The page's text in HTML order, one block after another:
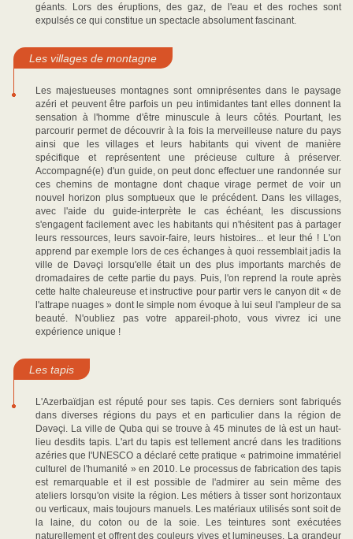
géants. Lors des éruptions, des gaz, de l'eau et des roches sont
expulsés ce qui constitue un spectacle absolument fascinant.
Les villages de montagne
Les majestueuses montagnes sont omniprésentes dans le paysage
azéri et peuvent être parfois un peu intimidantes tant elles donnent la
sensation à l'homme d'être minuscule à leurs côtés. Pourtant, les
parcourir permet de découvrir à la fois la merveilleuse nature du pays
ainsi que les villages et leurs habitants qui vivent de manière
spécifique et représentent une précieuse culture à préserver.
Accompagné(e) d'un guide, on peut donc effectuer une randonnée sur
ces chemins de montagne dont chaque virage permet de voir un
nouvel horizon plus somptueux que le précédent. Dans les villages,
avec l'aide du guide-interprète le cas échéant, les discussions
s'engagent facilement avec les habitants qui n'hésitent pas à partager
leurs ressources, leurs savoir-faire, leurs histoires... et leur thé ! L'on
apprend par exemple lors de ces échanges à quoi ressemblait jadis la
ville de Dəvəçi lorsqu'elle était un des plus importants marchés de
dromadaires de cette partie du pays. Puis, l'on reprend la route après
cette halte chaleureuse et instructive pour partir vers le canyon dit « de
l'attrape nuages » dont le simple nom évoque à lui seul l'ampleur de sa
beauté. N'oubliez pas votre appareil-photo, vous vivrez ici une
expérience unique !
Les tapis
L'Azerbaïdjan est réputé pour ses tapis. Ces derniers sont fabriqués
dans diverses régions du pays et en particulier dans la région de
Dəvəçi. La ville de Quba qui se trouve à 45 minutes de là est un haut-
lieu desdits tapis. L'art du tapis est tellement ancré dans les traditions
azéries que l'UNESCO a déclaré cette pratique « patrimoine immatériel
culturel de l'humanité » en 2010. Le processus de fabrication des tapis
est remarquable et il est possible de l'admirer au sein même des
ateliers lorsqu'on visite la région. Les métiers à tisser sont horizontaux
ou verticaux, mais toujours manuels. Les matériaux utilisés sont soit de
la laine, du coton ou de la soie. Les teintures sont exécutées
naturellement et offrent des couleurs vives et lumineuses. La grandeur